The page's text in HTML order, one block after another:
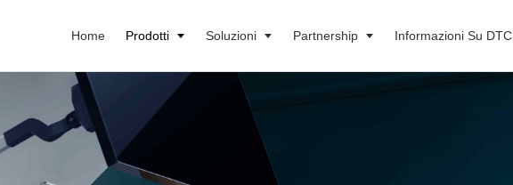
Home Prodotti Soluzioni Partnership Informazioni Su DTC